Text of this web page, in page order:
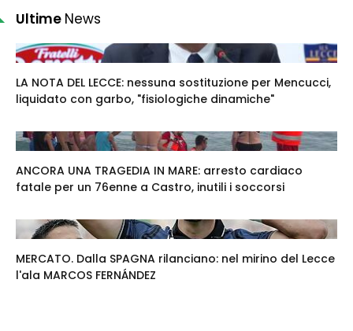
Ultime News
LA NOTA DEL LECCE: nessuna sostituzione per Mencucci,
liquidato con garbo, "fisiologiche dinamiche"
ANCORA UNA TRAGEDIA IN MARE: arresto cardiaco
fatale per un 76enne a Castro, inutili i soccorsi
MERCATO. Dalla SPAGNA rilanciano: nel mirino del Lecce
l'ala MARCOS FERNÁNDEZ